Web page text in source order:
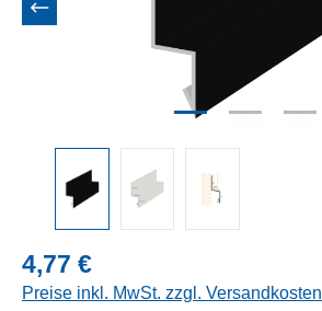
Regulärer Preis:
4,77 €
Preise inkl. MwSt. zzgl. Versandkosten